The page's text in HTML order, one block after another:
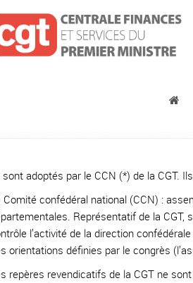
Les repères Confédéraux CGT
sont adoptés par le CCN (*) de la CGT.
Comité confédéral national (CCN) :
Représentatif de la CGT,
l’activité de la direction
orientations définies par le congrès
repères revendicatifs de la CGT ne